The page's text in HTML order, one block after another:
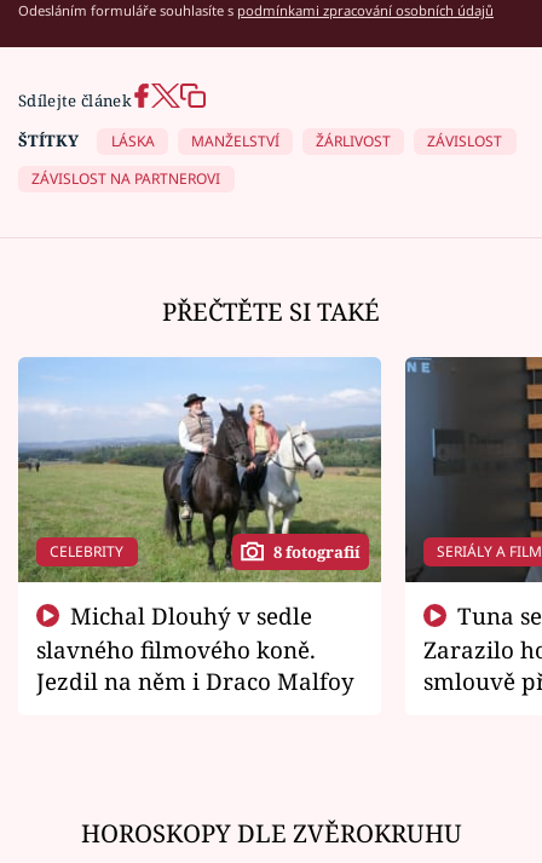
Odesláním formuláře souhlasíte s podmínkami zpracování osobních údajů
Sdílejte článek
ŠTÍTKY
LÁSKA MANŽELSTVÍ ŽÁRLIVOST
ZÁVISLOST
ZÁVISLOST NA PARTNEROVI
PŘEČTĚTE SI TAKÉ
CELEBRITY 8 fotografií
slavného filmového koně.
Jezdil na něm i Draco Malfoy
SERIÁLY A
Zarazilo
smlouvě
HOROSKOPY DLE ZVĚROKRUHU